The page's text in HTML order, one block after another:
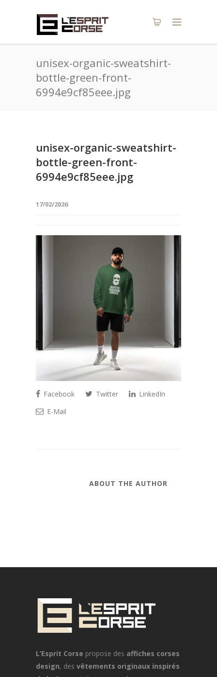
unisex-organic-sweatshirt-
bottle-green-front-
6994e9cf85eee.jpg
unisex-organic-sweatshirt-
bottle-green-front-
6994e9cf85eee.jpg
17/02/2026
Facebook Twitter
LinkedIn
E-Mail
ABOUT THE AUTHOR
L’Esprit Corse propose des affiches corses
design, des vêtements originaux inspirés